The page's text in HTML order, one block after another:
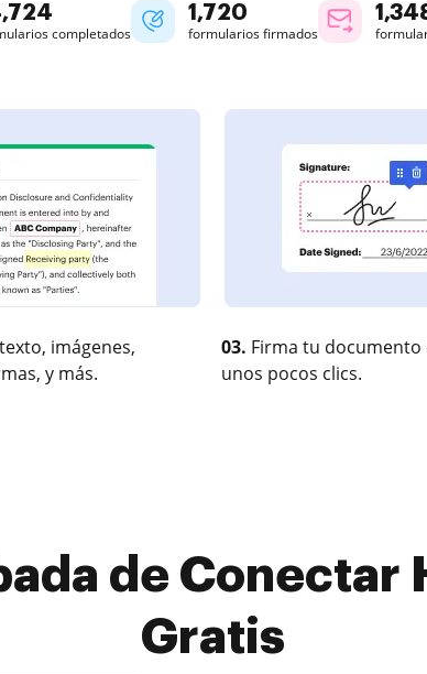
completados
1,720
formularios firmados
imágenes,
y más.
03. Firma tu documento
unos pocos clics.
de Conectar
Gratis